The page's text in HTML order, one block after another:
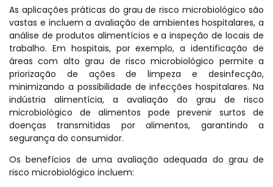
As aplicações práticas do grau de risco microbiológico são
vastas e incluem a avaliação de ambientes hospitalares, a
análise de produtos alimentícios e a inspeção de locais de
trabalho. Em hospitais, por exemplo, a identificação de
áreas com alto grau de risco microbiológico permite a
priorização de ações de limpeza e desinfecção,
minimizando a possibilidade de infecções hospitalares. Na
indústria alimentícia, a avaliação do grau de risco
microbiológico de alimentos pode prevenir surtos de
doenças transmitidas por alimentos, garantindo a
segurança do consumidor.
Os benefícios de uma avaliação adequada do grau de
risco microbiológico incluem: